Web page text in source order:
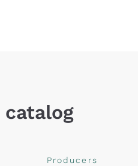
Producers